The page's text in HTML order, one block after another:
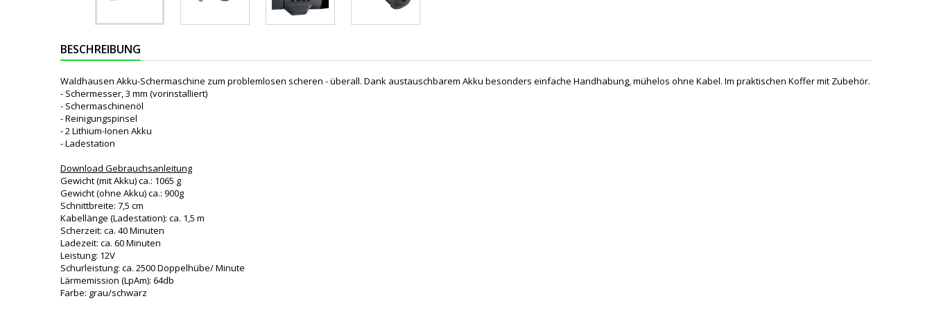
BESCHREIBUNG
Waldhausen Akku-Schermaschine zum problemlosen scheren - überall. Dank austauschbarem Akku besonders einfache Handhabung, mühelos ohne Kabel. Im praktischen Koffer mit Zubehör.
- Schermesser, 3 mm (vorinstalliert)
- Schermaschinenöl
- Reinigungspinsel
- 2 Lithium-Ionen Akku
- Ladestation
Download Gebrauchsanleitung
Gewicht (mit Akku) ca.: 1065 g
Gewicht (ohne Akku) ca.: 900g
Schnittbreite: 7,5 cm
Kabellänge (Ladestation): ca. 1,5 m
Scherzeit: ca. 40 Minuten
Ladezeit: ca. 60 Minuten
Leistung: 12V
Schurleistung: ca. 2500 Doppelhübe/ Minute
Lärmemission (LpAm): 64db
Farbe: grau/schwarz